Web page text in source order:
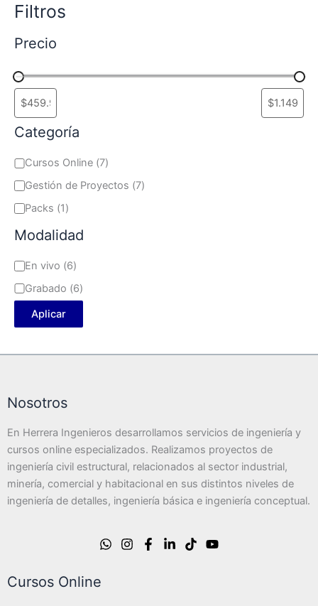
Filtros
Precio
Categoría
Cursos Online (7)
Gestión de Proyectos (7)
Packs (1)
Modalidad
En vivo (6)
Grabado (6)
Aplicar
Nosotros
En Herrera Ingenieros desarrollamos servicios de ingeniería y
cursos online especializados. Realizamos proyectos de
ingeniería civil estructural, relacionados al sector industrial,
minería, comercial y habitacional en sus distintos niveles de
ingeniería de detalles, ingeniería básica e ingeniería conceptual.
Cursos Online